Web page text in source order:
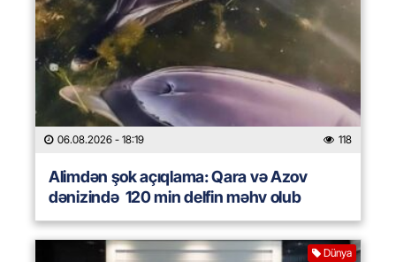
06.08.2026 - 18:19 118
Alimdən şok açıqlama: Qara və Azov
dənizində 120 min delfin məhv olub
Dünya